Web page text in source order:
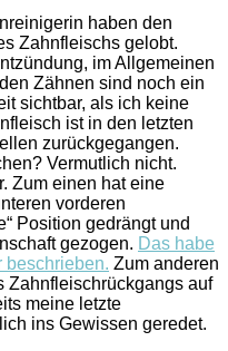
haben den
Zahnfleischs gelobt.
im Allgemeinen
Zähnen sind noch ein
sichtbar, als ich keine
ist in den letzten
zurückgegangen.
Vermutlich nicht.
Zum einen hat eine
vorderen
Position gedrängt und
gezogen. Das habe
beschrieben. Zum anderen
Zahnfleischrückgangs auf
meine letzte
ins Gewissen geredet.